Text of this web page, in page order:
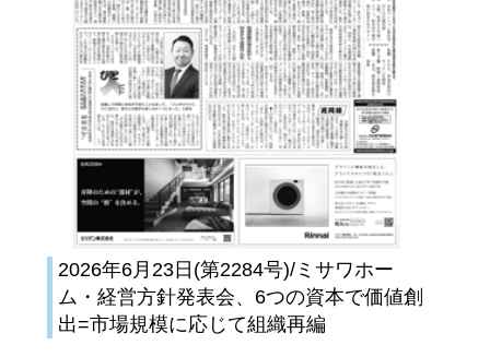
2026年6月23日(第2284号)/ミサワホー
ム・経営方針発表会、6つの資本で価値創
出=市場規模に応じて組織再編